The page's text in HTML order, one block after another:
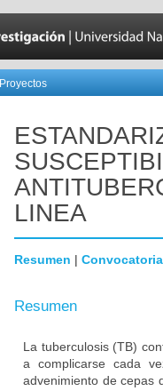
Proyectos
LINEA
Resumen | Convocatoria
Resumen
La tuberculosis (TB)
a complicarse cada
advenimiento de cepas